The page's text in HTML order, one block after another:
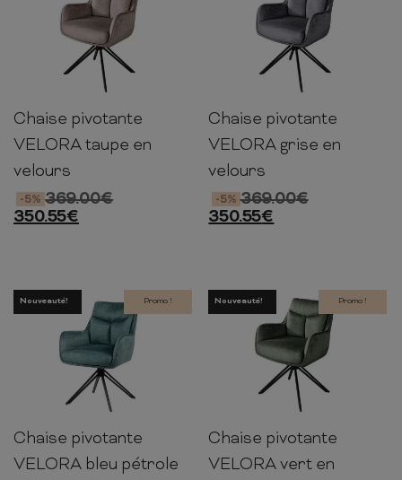
88cm 60cm
Chaise pivotante
VELORA taupe en
velours
369.00€
-5%
350.55€
88cm 60cm
Chaise pivotante
VELORA grise en
velours
369.00€
-5%
350.55€
Nouveauté! Promo !
88cm 60cm
Chaise pivotante
VELORA bleu pétrole
Nouveauté! Promo !
88cm 60cm
Chaise pivotante
VELORA vert en